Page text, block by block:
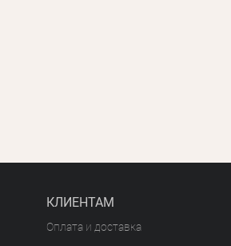
КЛИЕНТАМ
Оплата и доставка